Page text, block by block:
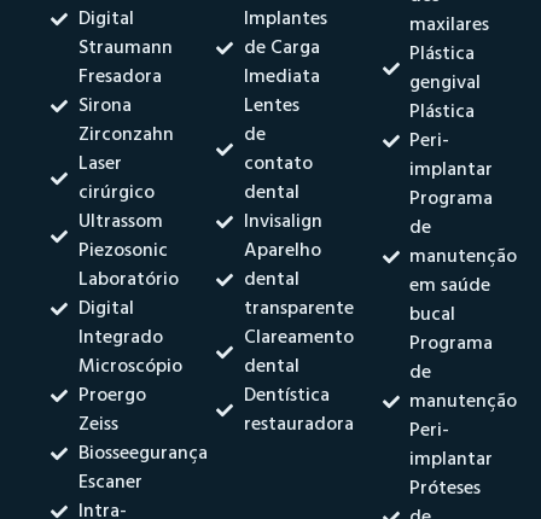
Digital
Straumann
Fresadora
Sirona
Zirconzahn
Laser
cirúrgico
Ultrassom
Piezosonic
Laboratório
Digital
Integrado
Microscópio
Proergo
Zeiss
Biosseegurança
Escaner
Intra-
Implantes
de Carga
Imediata
Lentes
de
contato
dental
Invisalign
Aparelho
dental
transparente
Clareamento
dental
Dentística
restauradora
maxilares
Plástica
gengival
Plástica
Peri-
implantar
Programa
de
manutenção
em saúde
bucal
Programa
de
manutenção
Peri-
implantar
Próteses